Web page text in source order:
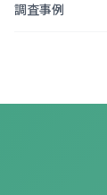
調査事例